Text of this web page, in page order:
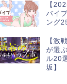
【
バイ
ング
【激
が選
ル20
坂】